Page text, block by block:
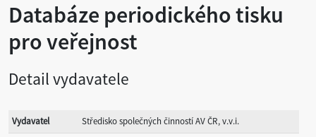
Databáze periodického tisku
pro veřejnost
Detail vydavatele
Vydavatel
Středisko společných činností AV ČR, v.v.i.